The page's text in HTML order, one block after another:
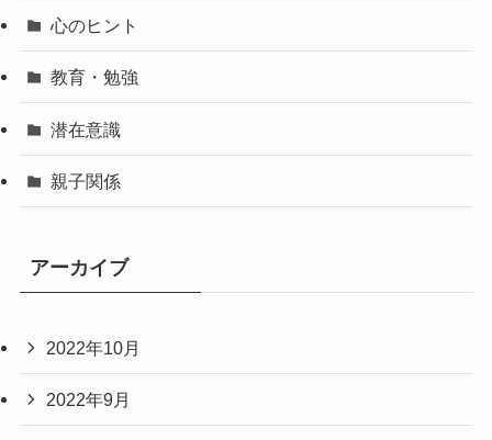
心のヒント
教育・勉強
潜在意識
親子関係
アーカイブ
2022年10月
2022年9月